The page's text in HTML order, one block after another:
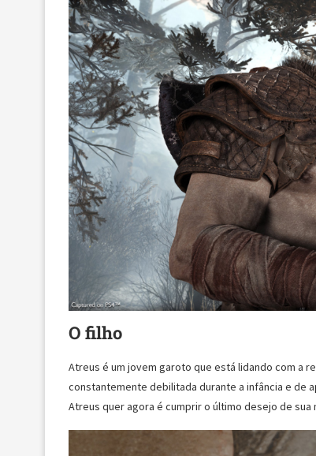
O filho
Atreus é um jovem garoto que está lidando com a
constantemente debilitada durante a infância e de
Atreus quer agora é cumprir o último desejo de sua